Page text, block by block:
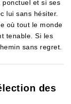
ponctuel et si ses
lui sans hésiter.
où tout le monde
tenable. Si les
sans regret.
des